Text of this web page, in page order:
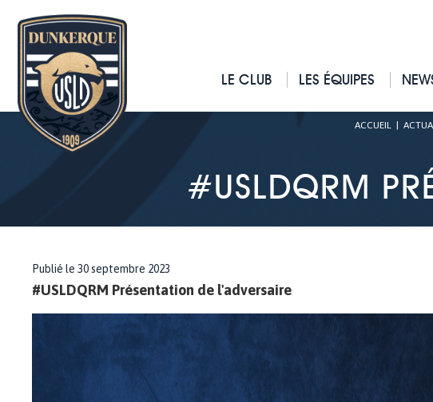
LE CLUB LES ÉQUIPES
ACCUEIL
#USLDQRM
Publié le 30 septembre 2023
#USLDQRM Présentation de l'adversaire